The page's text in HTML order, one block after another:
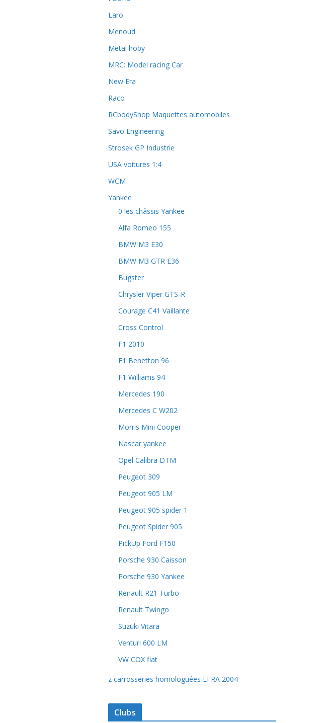
Laro
Menoud
Metal hoby
MRC: Model racing Car
New Era
Raco
RCbodyShop Maquettes automobiles
Savo Engineering
Strosek GP Industrie
USA voitures 1:4
WCM
Yankee
0 les châssis Yankee
Alfa Romeo 155
BMW M3 E30
BMW M3 GTR E36
Bugster
Chrysler Viper GTS-R
Courage C41 Vaillante
Cross Control
F1 2010
F1 Benetton 96
F1 Williams 94
Mercedes 190
Mercedes C W202
Morris Mini Cooper
Nascar yankee
Opel Calibra DTM
Peugeot 309
Peugeot 905 LM
Peugeot 905 spider 1
Peugeot Spider 905
PickUp Ford F150
Porsche 930 Caisson
Porsche 930 Yankee
Renault R21 Turbo
Renault Twingo
Suzuki Vitara
Venturi 600 LM
VW COX flat
z carrosseries homologuées EFRA 2004
Clubs